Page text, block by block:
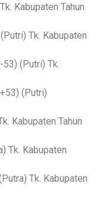
Kabupaten Tahun
Tk. Kabupaten
(Putri) Tk.
(Putri)
Kabupaten Tahun
Tk. Kabupaten
Tk. Kabupaten